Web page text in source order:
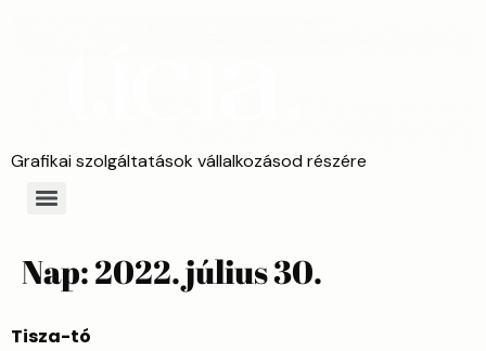
Grafikai szolgáltatások vállalkozásod részére
Nap:2022. július 30.
Tisza-tó